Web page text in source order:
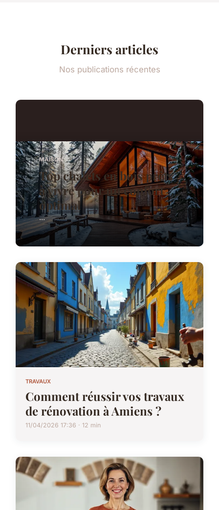
Derniers articles
Nos publications récentes
MAISON
Top chalets en bois prêts
à vivre pour un confort
optimal
...
TRAVAUX
Comment réussir vos travaux
de rénovation à Amiens ?
11/04/2026 17:36 · 12 min